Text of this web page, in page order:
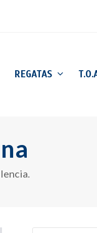
REGATAS